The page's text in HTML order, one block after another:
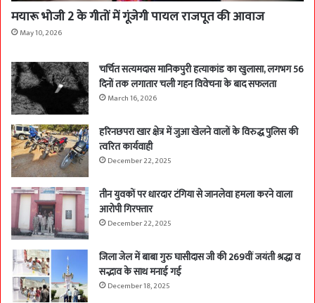
मयारू भोजी 2 के गीतों में गूंजेगी पायल राजपूत की आवाज
May 10, 2026
चर्चित सत्यमदास मानिकपुरी हत्याकांड का खुलासा, लगभग 56
दिनों तक लगातार चली गहन विवेचना के बाद सफलता
March 16, 2026
हरिनछपरा खार क्षेत्र में जुआ खेलने वालों के विरुद्ध पुलिस की
त्वरित कार्यवाही
December 22, 2025
तीन युवकों पर धारदार टंगिया से जानलेवा हमला करने वाला
आरोपी गिरफ्तार
December 22, 2025
जिला जेल में बाबा गुरु घासीदास जी की 269वीं जयंती श्रद्धा व
सद्भाव के साथ मनाई गई
December 18, 2025